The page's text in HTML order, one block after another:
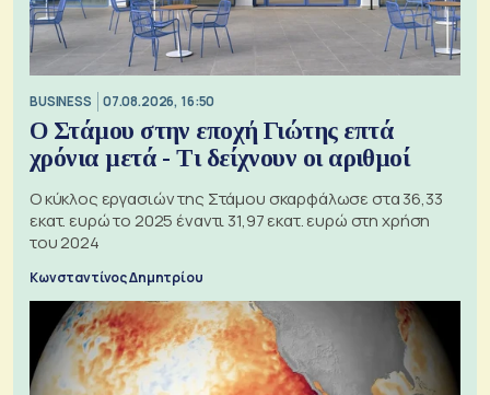
BUSINESS 07.08.2026, 16:50
Ο Στάμου στην εποχή Γιώτης επτά
χρόνια μετά - Τι δείχνουν οι αριθμοί
Ο κύκλος εργασιών της Στάμου σκαρφάλωσε στα 36,33
εκατ. ευρώ το 2025 έναντι 31,97 εκατ. ευρώ στη χρήση
του 2024
Κωνσταντίνος Δημητρίου